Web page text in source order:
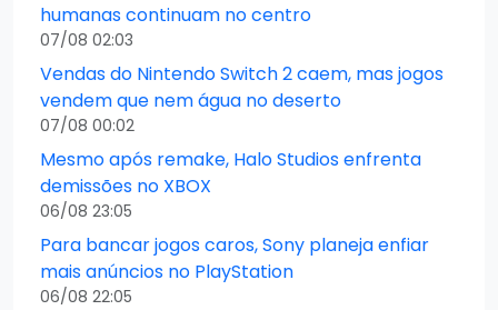
humanas continuam no centro
07/08 02:03
Vendas do Nintendo Switch 2 caem, mas jogos
vendem que nem água no deserto
07/08 00:02
Mesmo após remake, Halo Studios enfrenta
demissões no XBOX
06/08 23:05
Para bancar jogos caros, Sony planeja enfiar
mais anúncios no PlayStation
06/08 22:05